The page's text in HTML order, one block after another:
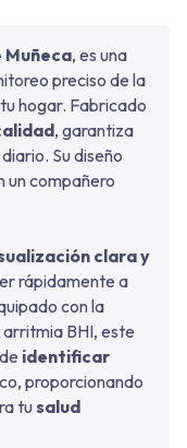
Muñeca, es una
preciso de la
hogar. Fabricado
, garantiza
Su diseño
un compañero
clara y
rápidamente a
con la
BHI, este
identificar
proporcionando
tusalud